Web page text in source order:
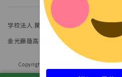
学校法人 関西金光学園
金光藤蔭高等学校
Copyright(c)KANSAI UNIVERSITY of